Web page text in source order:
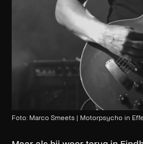
Foto: Marco Smeets | Motorpsycho in